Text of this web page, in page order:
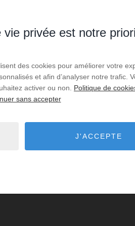
privée est notre
des cookies pour améliorer votre
et afin d’analyser notre trafic.
activer ou non. Politique de
sans accepter
J'ACCEPTE